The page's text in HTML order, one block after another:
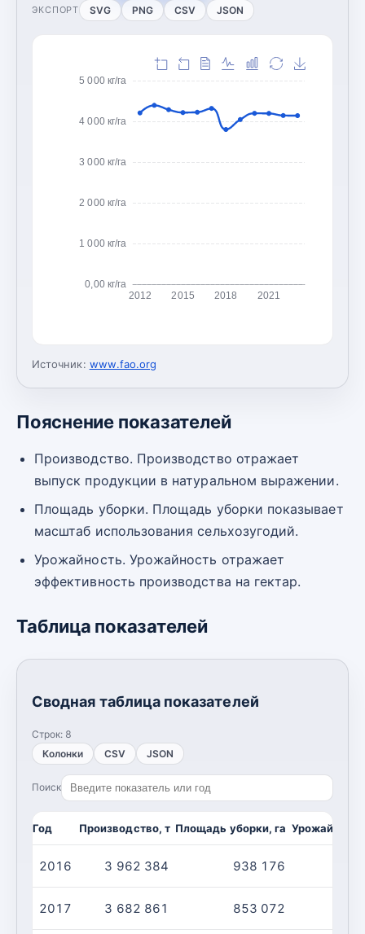
ЭКСПОРТ SVG PNG CSV JSON
0,00 кг/га
1 000 кг/га
2 000 кг/га
3 000 кг/га
4 000 кг/га
5 000 кг/га
2012 2015 2018 2021
Источник: www.fao.org
Пояснение показателей
Производство. Производство отражает
выпуск продукции в натуральном выражении.
Площадь уборки. Площадь уборки показывает
масштаб использования сельхозугодий.
Урожайность. Урожайность отражает
эффективность производства на гектар.
Таблица показателей
Сводная таблица показателей
Строк: 8
Колонки
CSV JSON
Поиск
Год Производство, т Площадь уборки, га
2016 3 962 384 938 176
2017 3 682 861 853 072